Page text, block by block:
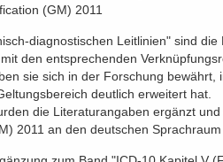
(GM) 2011
diagnostischen Leitlinien" sind die
den entsprechenden
sie sich in der Forschung bewährt,
deutlich erweitert hat.
die Literaturangaben ergänzt
2011 an den deutschen Sprachraum